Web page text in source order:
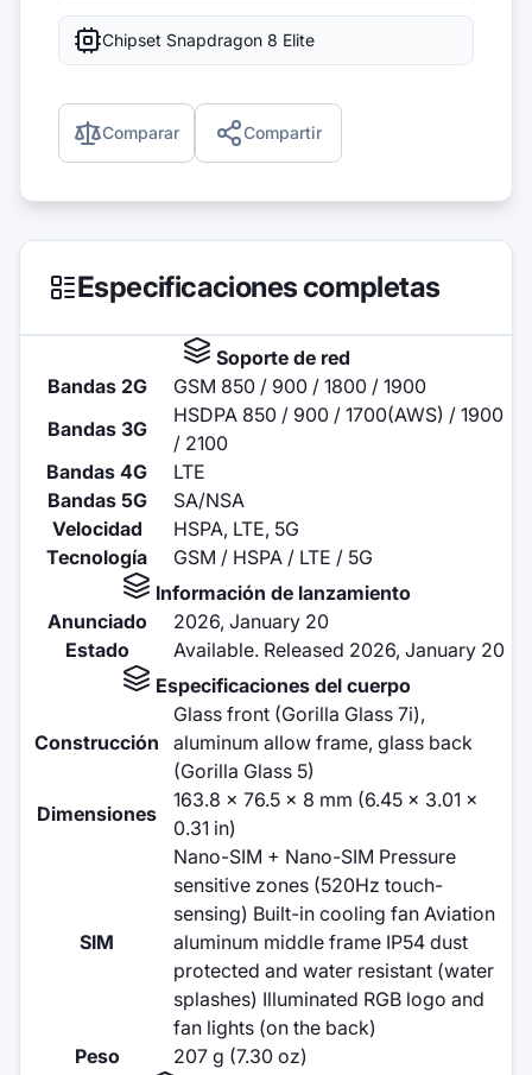
Chipset Snapdragon 8 Elite
Comparar Compartir
Especificaciones completas
Soporte de red
Bandas 2G
GSM 850 / 900 / 1800 / 1900
Bandas 3G
HSDPA 850 / 900 / 1700(AWS) / 1900
/ 2100
Bandas 4G
LTE
Bandas 5G
SA/NSA
Velocidad
HSPA, LTE, 5G
Tecnología
GSM / HSPA / LTE / 5G
Información de lanzamiento
Anunciado
2026, January 20
Estado
Available. Released 2026, January 20
Especificaciones del cuerpo
Construcción
Glass front (Gorilla Glass 7i),
aluminum allow frame, glass back
(Gorilla Glass 5)
Dimensiones
163.8 x 76.5 x 8 mm (6.45 x 3.01 x
0.31 in)
SIM
Nano-SIM + Nano-SIM Pressure
sensitive zones (520Hz touch-
sensing) Built-in cooling fan Aviation
aluminum middle frame IP54 dust
protected and water resistant (water
splashes) Illuminated RGB logo and
fan lights (on the back)
Peso
207 g (7.30 oz)